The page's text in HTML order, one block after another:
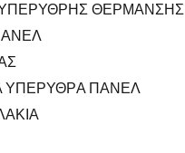
ΥΠΕΡΥΘΡΗΣ ΘΕΡΜΑΝΣΗΣ
ΥΠΕΡΥΘΡA ΠΑΝΕΛ